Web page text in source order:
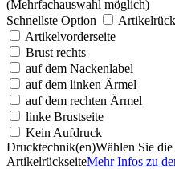
(Mehrfachauswahl möglich)
Schnellste Option
Artikelvorderseite
Brust rechts
auf dem Nackenlabel
auf dem linken Ärmel
auf dem rechten Ärmel
linke Brustseite
Kein Aufdruck
Drucktechnik(en)Wählen Sie
ArtikelrückseiteMehr Infos zu